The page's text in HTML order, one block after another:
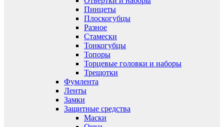
Пинцеты
Плоскогубцы
Разное
Стамески
Тонкогубцы
Топоры
Торцевые головки и наборы
Трещотки
Фумлента
Ленты
Замки
Защитные средства
Маски